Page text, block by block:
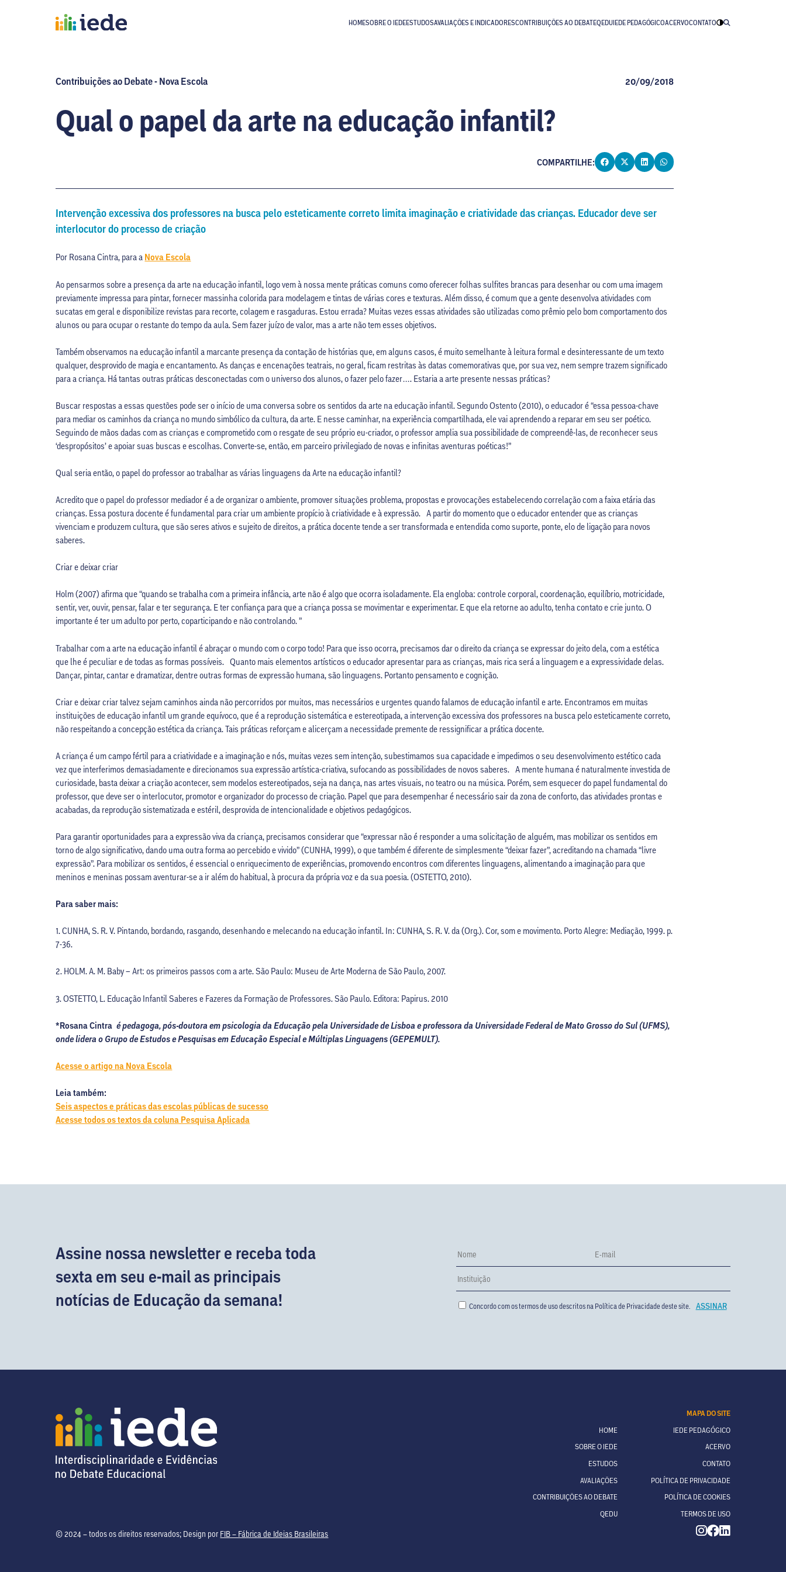
HOMESOBRE O IEDEESTUDOSAVALIAÇÕES E INDICADORESCONTRIBUIÇÕES AO DEBATEQEDUIEDE PEDAGÓGICOACERVOCONTATO
Contribuições ao Debate - Nova Escola 20/09/2018
Qual o papel da arte na educação infantil?
COMPARTILHE:
Intervenção excessiva dos professores na busca pelo esteticamente correto limita imaginação e criatividade das crianças. Educador deve ser
interlocutor do processo de criação
Por Rosana Cintra, para a Nova Escola
Ao pensarmos sobre a presença da arte na educação infantil, logo vem à nossa mente práticas comuns como oferecer folhas sulfites brancas para desenhar ou com uma imagem
previamente impressa para pintar, fornecer massinha colorida para modelagem e tintas de várias cores e texturas. Além disso, é comum que a gente desenvolva atividades com
sucatas em geral e disponibilize revistas para recorte, colagem e rasgaduras. Estou errada? Muitas vezes essas atividades são utilizadas como prêmio pelo bom comportamento dos
alunos ou para ocupar o restante do tempo da aula. Sem fazer juízo de valor, mas a arte não tem esses objetivos.
Também observamos na educação infantil a marcante presença da contação de histórias que, em alguns casos, é muito semelhante à leitura formal e desinteressante de um texto
qualquer, desprovido de magia e encantamento. As danças e encenações teatrais, no geral, ficam restritas às datas comemorativas que, por sua vez, nem sempre trazem significado
para a criança. Há tantas outras práticas desconectadas com o universo dos alunos, o fazer pelo fazer…. Estaria a arte presente nessas práticas?
Buscar respostas a essas questões pode ser o início de uma conversa sobre os sentidos da arte na educação infantil. Segundo Ostento (2010), o educador é “essa pessoa-chave
para mediar os caminhos da criança no mundo simbólico da cultura, da arte. E nesse caminhar, na experiência compartilhada, ele vai aprendendo a reparar em seu ser poético.
Seguindo de mãos dadas com as crianças e comprometido com o resgate de seu próprio eu-criador, o professor amplia sua possibilidade de compreendê-las, de reconhecer seus
‘despropósitos’ e apoiar suas buscas e escolhas. Converte-se, então, em parceiro privilegiado de novas e infinitas aventuras poéticas!”
Qual seria então, o papel do professor ao trabalhar as várias linguagens da Arte na educação infantil?
Acredito que o papel do professor mediador é a de organizar o ambiente, promover situações problema, propostas e provocações estabelecendo correlação com a faixa etária das
crianças. Essa postura docente é fundamental para criar um ambiente propício à criatividade e à expressão. A partir do momento que o educador entender que as crianças
vivenciam e produzem cultura, que são seres ativos e sujeito de direitos, a prática docente tende a ser transformada e entendida como suporte, ponte, elo de ligação para novos
saberes.
Criar e deixar criar
Holm (2007) afirma que “quando se trabalha com a primeira infância, arte não é algo que ocorra isoladamente. Ela engloba: controle corporal, coordenação, equilíbrio, mo­tricidade,
sentir, ver, ouvir, pensar, falar e ter segurança. E ter confiança para que a criança possa se movimentar e experimentar. E que ela retorne ao adulto, tenha contato e crie junto. O
importante é ter um adulto por perto, coparticipando e não controlando. ”
Trabalhar com a arte na educação infantil é abraçar o mundo com o corpo todo! Para que isso ocorra, precisamos dar o direito da criança se expressar do jeito dela, com a estética
que lhe é peculiar e de todas as formas possíveis. Quanto mais elementos artísticos o educador apresentar para as crianças, mais rica será a linguagem e a expressividade delas.
Dançar, pintar, cantar e dramatizar, dentre outras formas de expressão humana, são linguagens. Portanto pensamento e cognição.
Criar e deixar criar talvez sejam caminhos ainda não percorridos por muitos, mas necessários e urgentes quando falamos de educação infantil e arte. Encontramos em muitas
instituições de educação infantil um grande equívoco, que é a reprodução sistemática e estereotipada, a intervenção excessiva dos professores na busca pelo esteticamente correto,
não respeitando a concepção estética da criança. Tais práticas reforçam e alicerçam a necessidade premente de ressignificar a prática docente.
A criança é um campo fértil para a criatividade e a imaginação e nós, muitas vezes sem intenção, subestimamos sua capacidade e impedimos o seu desenvolvimento estético cada
vez que interferimos demasiadamente e direcionamos sua expressão artística-criativa, sufocando as possibilidades de novos saberes. A mente humana é naturalmente investida de
curiosidade, basta deixar a criação acontecer, sem modelos estereotipados, seja na dança, nas artes visuais, no teatro ou na música. Porém, sem esquecer do papel fundamental do
professor, que deve ser o interlocutor, promotor e organizador do processo de criação. Papel que para desempenhar é necessário sair da zona de conforto, das atividades prontas e
acabadas, da reprodução sistematizada e estéril, desprovida de intencionalidade e objetivos pedagógicos.
Para garantir oportunidades para a expressão viva da criança, precisamos considerar que “expressar não é responder a uma solicitação de alguém, mas mobilizar os sentidos em
torno de algo significativo, dando uma outra forma ao percebido e vivido” (CUNHA, 1999), o que também é diferente de simplesmente “deixar fazer”, acreditando na chamada “livre
expressão”. Para mobilizar os sentidos, é essencial o enriquecimento de experiências, promovendo encontros com diferentes linguagens, alimentando a imaginação para que
meninos e meninas possam aventurar-se a ir além do habitual, à procura da própria voz e da sua poesia. (OSTETTO, 2010).
Para saber mais:
1. CUNHA, S. R. V. Pintando, bordando, rasgando, desenhando e melecando na educação infantil. In: CUNHA, S. R. V. da (Org.). Cor, som e movimento. Porto Alegre: Mediação, 1999. p.
7-36.
2. HOLM. A. M. Baby – Art: os primeiros passos com a arte. São Paulo: Museu de Arte Moderna de São Paulo, 2007.
3. OSTETTO, L. Educação Infantil Saberes e Fazeres da Formação de Professores. São Paulo. Editora: Papirus. 2010
*Rosana Cintraé pedagoga, pós-doutora em psicologia da Educação pela Universidade de Lisboa e professora da Universidade Federal de Mato Grosso do Sul (UFMS),
onde lidera o Grupo de Estudos e Pesquisas em Educação Especial e Múltiplas Linguagens (GEPEMULT).
Acesse o artigo na Nova Escola
Leia também:
Seis aspectos e práticas das escolas públicas de sucesso
Acesse todos os textos da coluna Pesquisa Aplicada
Assine nossa newsletter e receba toda
sexta em seu e-mail as principais
notícias de Educação da semana!
Concordo com os termos de uso descritos na Política de Privacidadedeste site.
MAPA DO SITE
HOME
SOBRE O IEDE
ESTUDOS
AVALIAÇÕES
CONTRIBUIÇÕES AO DEBATE
QEDU
IEDE PEDAGÓGICO
ACERVO
CONTATO
POLÍTICA DE PRIVACIDADE
POLÍTICA DE COOKIES
TERMOS DE USO
© 2024 – todos os direitos reservados; Design por FIB – Fábrica de Ideias Brasileiras